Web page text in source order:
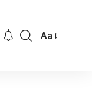
Font
Aa